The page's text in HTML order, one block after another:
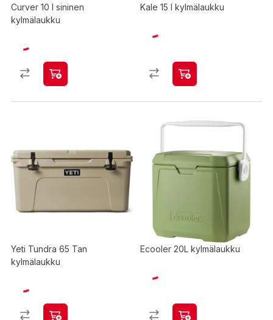
Curver 10 l sininen
kylmälaukku
Kale 15 l kylmälaukku
Yeti Tundra 65 Tan
kylmälaukku
Ecooler 20L kylmälaukku